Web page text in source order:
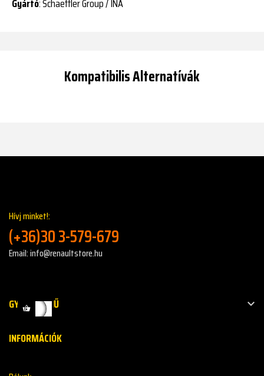
Gyártó: Schaeffler Group / INA
Kompatibilis Alternatívák
Hívj minket!:
(+36)30 3-579-679
Email: info@renaultstore.hu
GYORS MENŰ 
INFORMÁCIÓK